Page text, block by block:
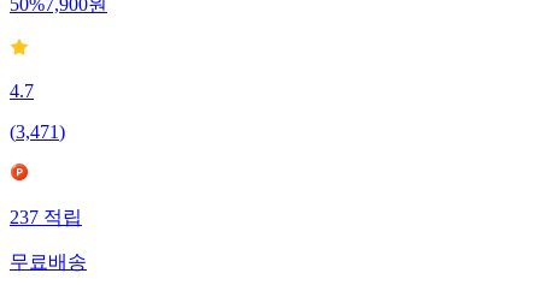
50%7,900원
4.7
(3,471)
237적립
무료배송